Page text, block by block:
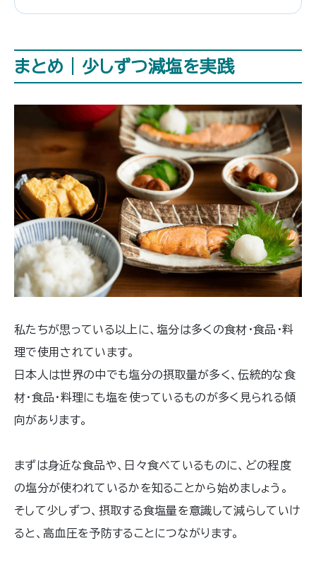
もありますが、まずは脳卒中にならない
ように予防することが大切です。そこで
べ物について紹介いたします。
まとめ｜少しずつ減塩を実践
私たちが思っている以上に、塩分は多くの食材・食品・料
理で使用されています。
日本人は世界の中でも塩分の摂取量が多く、伝統的な食
材・食品・料理にも塩を使っているものが多く見られる傾
向があります。
まずは身近な食品や、日々食べているものに、どの程度
の塩分が使われているかを知ることから始めましょう。
そして少しずつ、摂取する食塩量を意識して減らしていけ
ると、高血圧を予防することにつながります。